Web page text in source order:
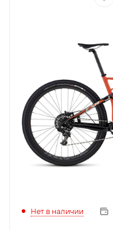
Нет в наличии